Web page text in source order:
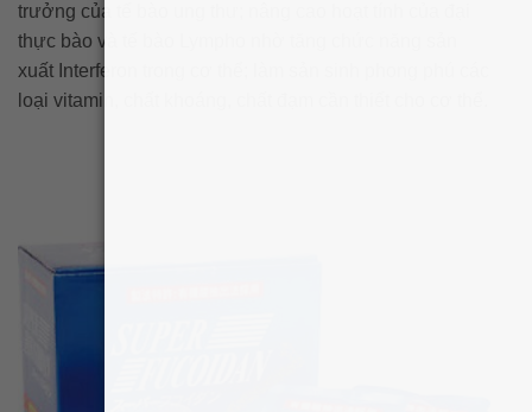
trưởng của tế bào ung thư; nâng cao hoạt tính của đại
thực bào và tế bào Lympho nhờ tăng chức năng sản
xuất Interferon trong cơ thể; làm sản sinh phong phú các
loại vitamin, chất khoáng, chất đạm cần thiết cho cơ thể.